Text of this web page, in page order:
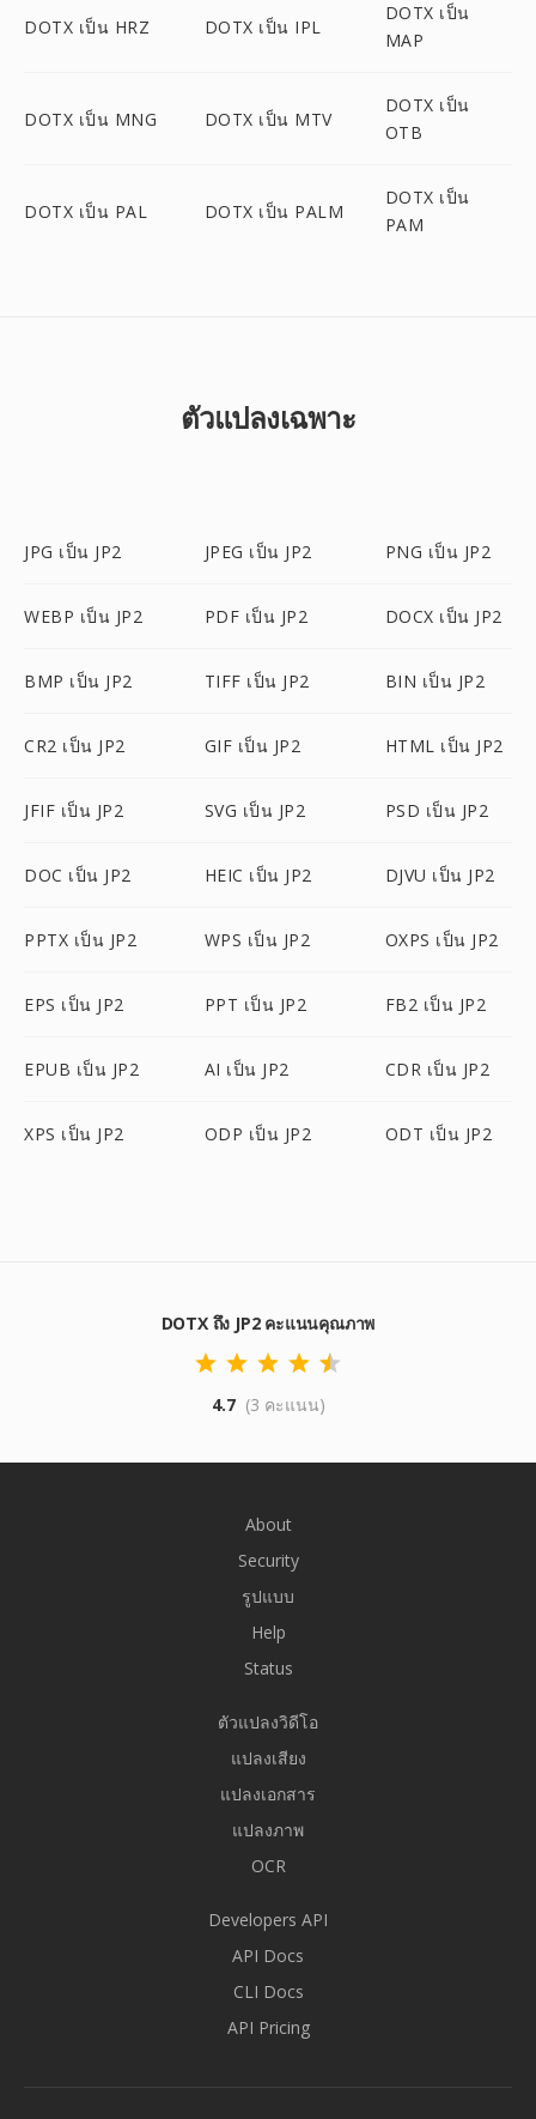
DOTX เป็น HRZ DOTX เป็น IPL
DOTX เป็น
MAP
DOTX เป็น MNG DOTX เป็น MTV
DOTX เป็น
OTB
DOTX เป็น PAL DOTX เป็น PALM
DOTX เป็น
PAM
ตัวแปลงเฉพาะ
JPG เป็น JP2 JPEG เป็น JP2 PNG เป็น JP2
WEBP เป็น JP2 PDF เป็น JP2 DOCX เป็น JP2
BMP เป็น JP2 TIFF เป็น JP2 BIN เป็น JP2
CR2 เป็น JP2 GIF เป็น JP2 HTML เป็น JP2
JFIF เป็น JP2 SVG เป็น JP2 PSD เป็น JP2
DOC เป็น JP2 HEIC เป็น JP2 DJVU เป็น JP2
PPTX เป็น JP2 WPS เป็น JP2 OXPS เป็น JP2
EPS เป็น JP2 PPT เป็น JP2 FB2 เป็น JP2
EPUB เป็น JP2 AI เป็น JP2 CDR เป็น JP2
XPS เป็น JP2 ODP เป็น JP2 ODT เป็น JP2
DOTX ถึง JP2 คะแนนคุณภาพ
4.7 (3 คะแนน)
About
Security
รูปแบบ
Help
Status
ตัวแปลงวิดีโอ
แปลงเสียง
แปลงเอกสาร
แปลงภาพ
OCR
Developers API
API Docs
CLI Docs
API Pricing